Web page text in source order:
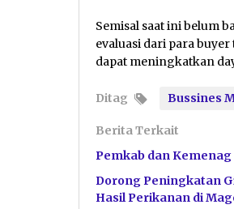
Semisal saat ini belum
evaluasi dari para
dapat meningkatkan
Ditag Bussines
Berita Terkait
Pemkab dan
Dorong Peningkatan
Hasil Perikanan di